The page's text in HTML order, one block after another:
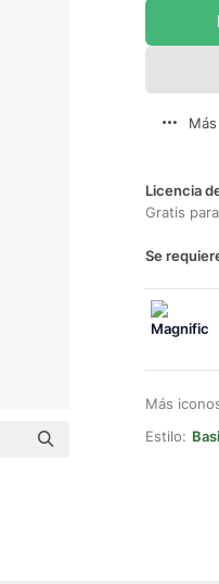
Licencia
Gratis
Se
Más
Estilo: